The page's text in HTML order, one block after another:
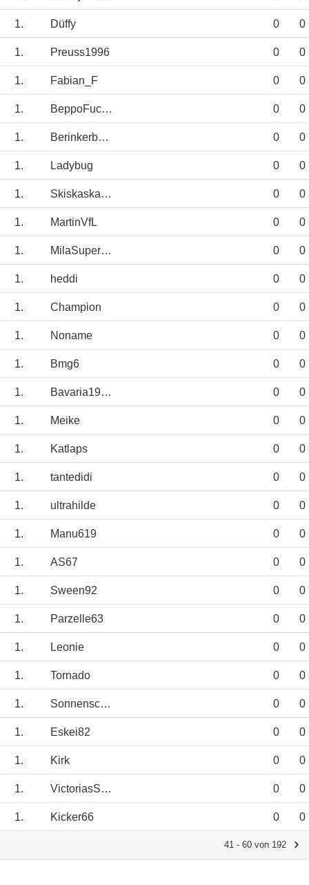
1. Düffy 0 0
1. Preuss1996 0 0
1. Fabian_F 0 0
1. BeppoFuchs 0 0
1. Berinkerbube 0 0
1. Ladybug 0 0
1. Skiskaskaska-3 0 0
1. MartinVfL 0 0
1. MilaSuperstar 0 0
1. heddi 0 0
1. Champion 0 0
1. Noname 0 0
1. Bmg6 0 0
1. Bavaria1964 0 0
1. Meike 0 0
1. Katlaps 0 0
1. tantedidi 0 0
1. ultrahilde 0 0
1. Manu619 0 0
1. AS67 0 0
1. Sween92 0 0
1. Parzelle63 0 0
1. Leonie 0 0
1. Tornado 0 0
1. Sonnenschein666 0 0
1. Eskei82 0 0
1. Kirk 0 0
1. VictoriasSecret 0 0
1. Kicker66 0 0
41 - 60 von 192